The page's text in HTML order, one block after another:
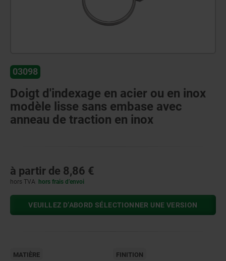
03098
Doigt d'indexage en acier ou en inox
modèle lisse sans embase avec
anneau de traction en inox
à partir de 8,86 €
hors TVA hors frais d’envoi
VEUILLEZ D’ABORD SÉLECTIONNER UNE VERSION
MATIÈRE FINITION